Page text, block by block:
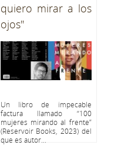
quiero mirar a los
ojos"
Un libro de impecable
factura llamado “100
mujeres mirando al frente”
(Reservoir Books, 2023) del
que es autor...